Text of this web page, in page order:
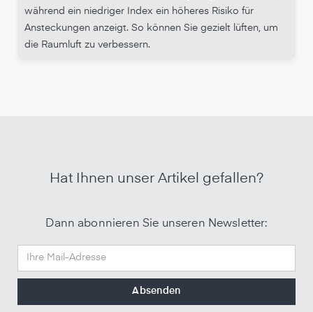
während ein niedriger Index ein höheres Risiko für
Ansteckungen anzeigt. So können Sie gezielt lüften, um
die Raumluft zu verbessern.
Hat Ihnen unser Artikel gefallen?
Dann abonnieren Sie unseren Newsletter: